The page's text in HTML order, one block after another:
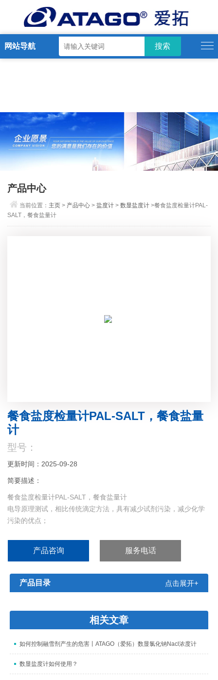
网站导航
产品中心
当前位置： 主页 > 产品中心 >盐度计 >数显盐度计 >餐食盐度检量计PAL-
SALT，餐食盐量计
餐食盐度检量计PAL-SALT，餐食盐量
计
型号：
更新时间：2025-09-28
简要描述：
餐食盐度检量计PAL-SALT，餐食盐量计
电导原理测试，相比传统滴定方法，具有减少试剂污染，减少化学
污染的优点；
产品咨询 服务电话
产品目录 点击展开+
相关文章
如何控制融雪剂产生的危害丨ATAGO（爱拓）数显氯化钠Nacl浓度计
数显盐度计如何使用？